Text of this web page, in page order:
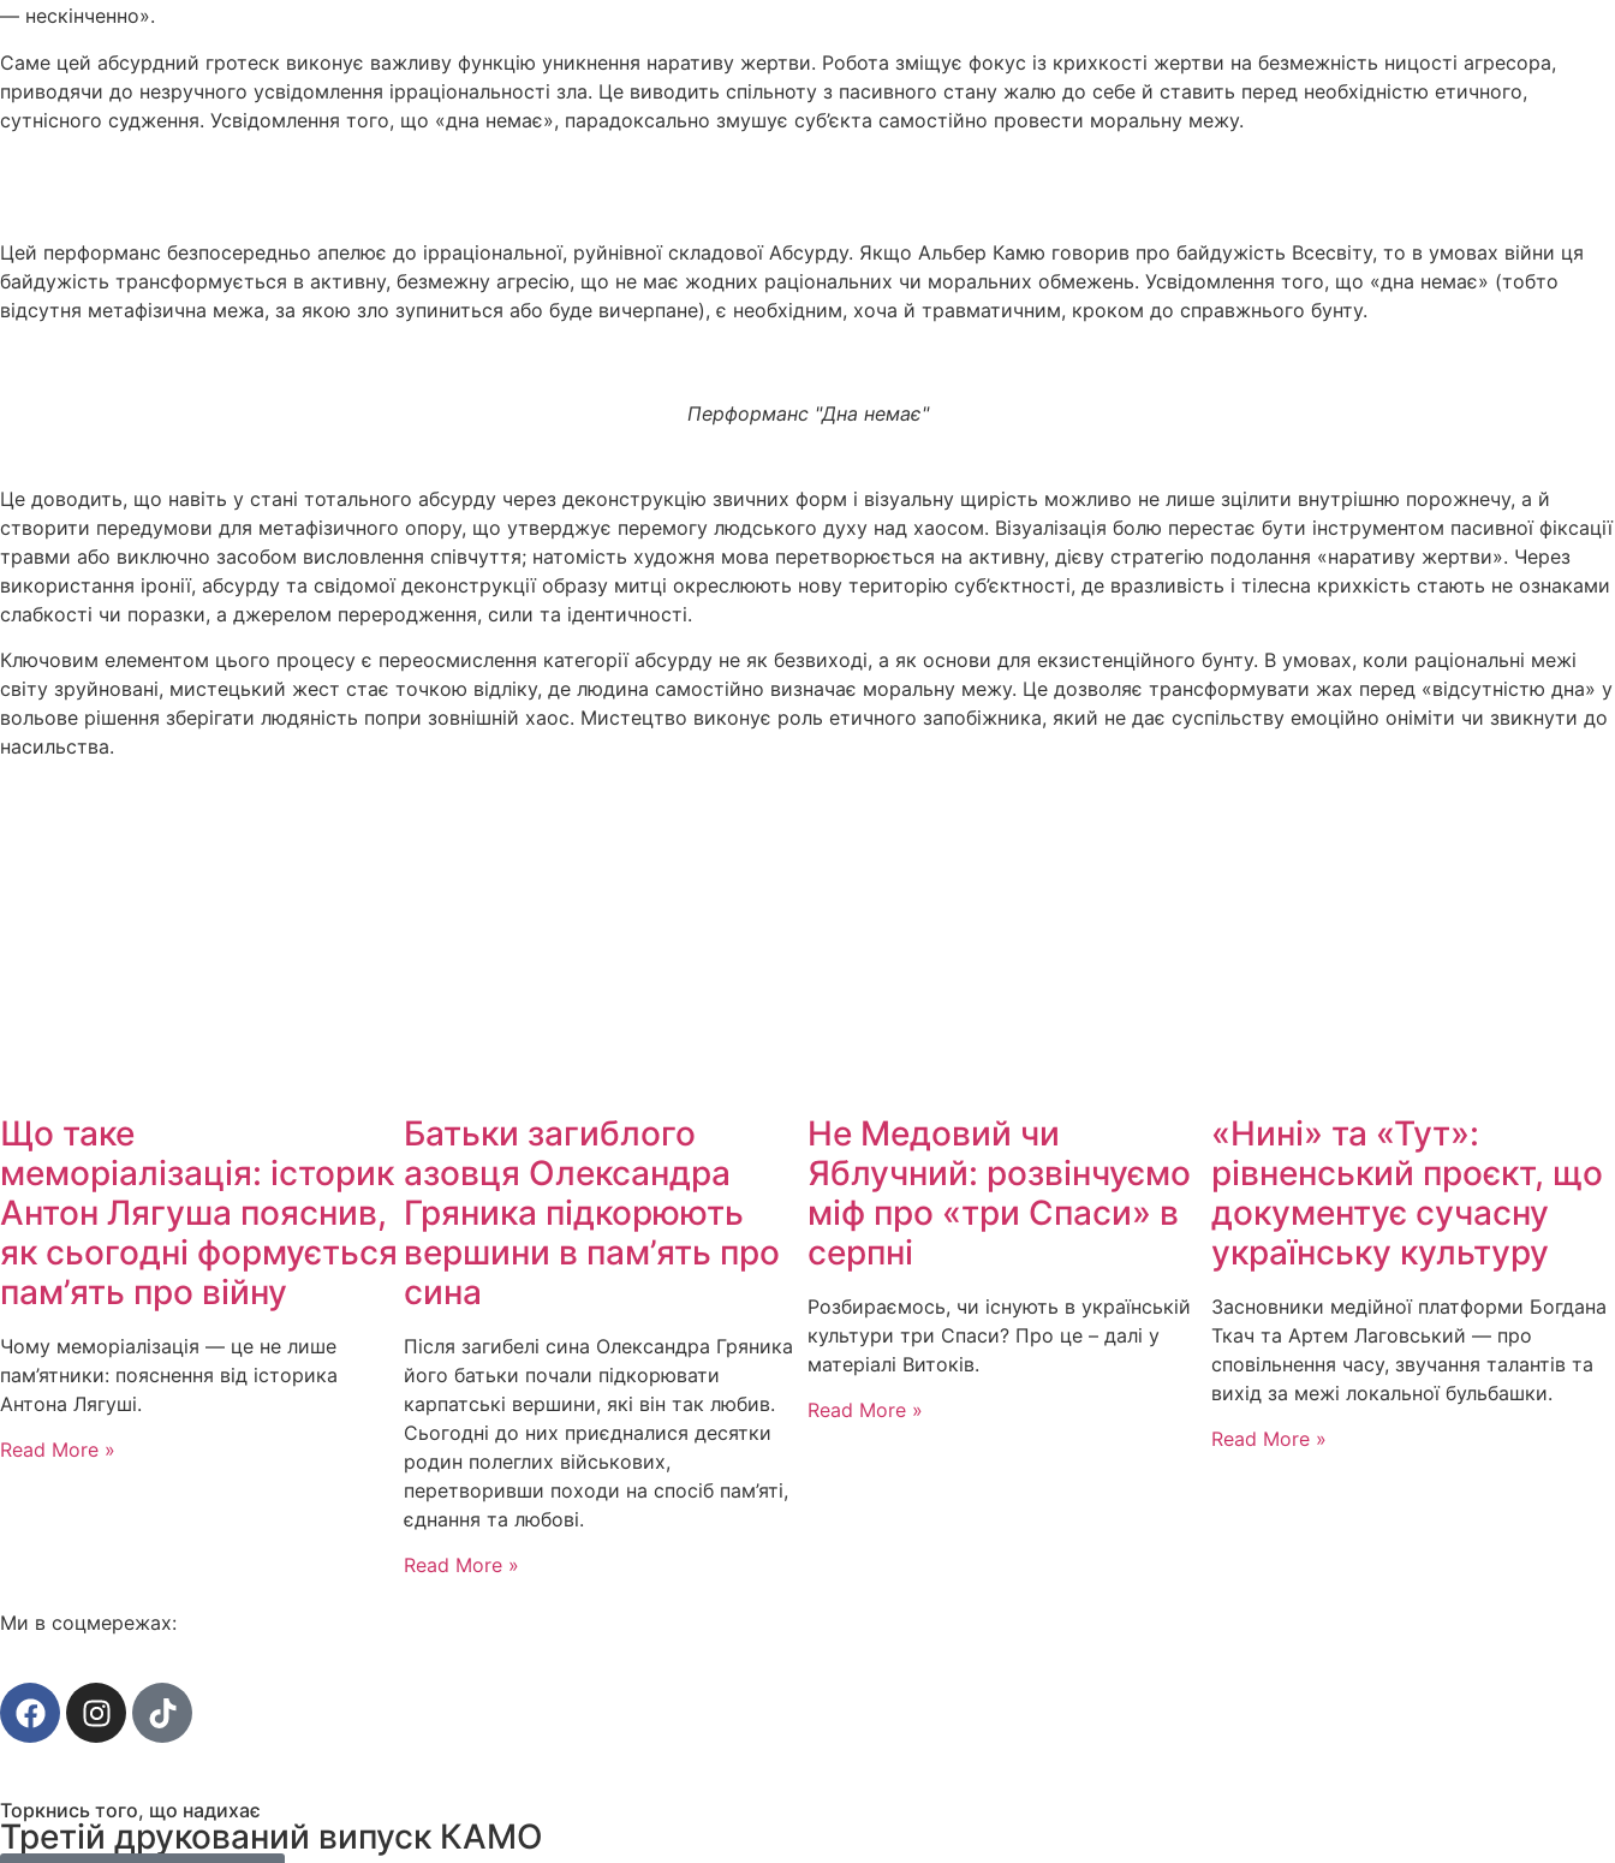
— нескінченно».
Саме цей абсурдний гротеск виконує важливу функцію уникнення наративу жертви. Робота зміщує фокус із крихкості жертви на безмежність ницості агресора,
приводячи до незручного усвідомлення ірраціональності зла. Це виводить спільноту з пасивного стану жалю до себе й ставить перед необхідністю етичного,
сутнісного судження. Усвідомлення того, що «дна немає», парадоксально змушує суб’єкта самостійно провести моральну межу.
Цей перформанс безпосередньо апелює до ірраціональної, руйнівної складової Абсурду. Якщо Альбер Камю говорив про байдужість Всесвіту, то в умовах війни ця
байдужість трансформується в активну, безмежну агресію, що не має жодних раціональних чи моральних обмежень. Усвідомлення того, що «дна немає» (тобто
відсутня метафізична межа, за якою зло зупиниться або буде вичерпане), є необхідним, хоча й травматичним, кроком до справжнього бунту.
Перформанс "Дна немає"
Це доводить, що навіть у стані тотального абсурду через деконструкцію звичних форм і візуальну щирість можливо не лише зцілити внутрішню порожнечу, а й
створити передумови для метафізичного опору, що утверджує перемогу людського духу над хаосом. Візуалізація болю перестає бути інструментом пасивної фіксації
травми або виключно засобом висловлення співчуття; натомість художня мова перетворюється на активну, дієву стратегію подолання «наративу жертви». Через
використання іронії, абсурду та свідомої деконструкції образу митці окреслюють нову територію суб’єктності, де вразливість і тілесна крихкість стають не ознаками
слабкості чи поразки, а джерелом переродження, сили та ідентичності.
Ключовим елементом цього процесу є переосмислення категорії абсурду не як безвиході, а як основи для екзистенційного бунту. В умовах, коли раціональні межі
світу зруйновані, мистецький жест стає точкою відліку, де людина самостійно визначає моральну межу. Це дозволяє трансформувати жах перед «відсутністю дна» у
вольове рішення зберігати людяність попри зовнішній хаос. Мистецтво виконує роль етичного запобіжника, який не дає суспільству емоційно оніміти чи звикнути до
насильства.
Що таке
меморіалізація: історик
Антон Лягуша пояснив,
як сьогодні формується
пам’ять про війну
Чому меморіалізація — це не лише
пам’ятники: пояснення від історика
Антона Лягуші.
Read More »
Батьки загиблого
азовця Олександра
Гряника підкорюють
вершини в пам’ять про
сина
Після загибелі сина Олександра Гряника
його батьки почали підкорювати
карпатські вершини, які він так любив.
Сьогодні до них приєдналися десятки
родин полеглих військових,
перетворивши походи на спосіб пам’яті,
єднання та любові.
Read More »
Не Медовий чи
Яблучний: розвінчуємо
міф про «три Спаси» в
серпні
Розбираємось, чи існують в українській
культури три Спаси? Про це – далі у
матеріалі Витоків.
Read More »
«Нині» та «Тут»:
рівненський проєкт, що
документує сучасну
українську культуру
Засновники медійної платформи Богдана
Ткач та Артем Лаговський — про
сповільнення часу, звучання талантів та
вихід за межі локальної бульбашки.
Read More »
Ми в соцмережах:
Торкнись того, що надихає
Третій друкований випуск КАМО